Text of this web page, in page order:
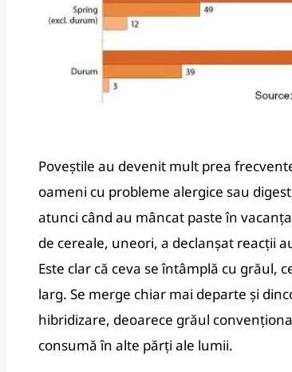
Poveștile au devenit mult prea
oameni cu probleme alergice sau
atunci când au mâncat paste în
de cereale, uneori, a declanșat reacții
Este clar că ceva se întâmplă cu grăul,
larg. Se merge chiar mai departe și
hibridizare, deoarece grăul
consumă în alte părți ale lumii.